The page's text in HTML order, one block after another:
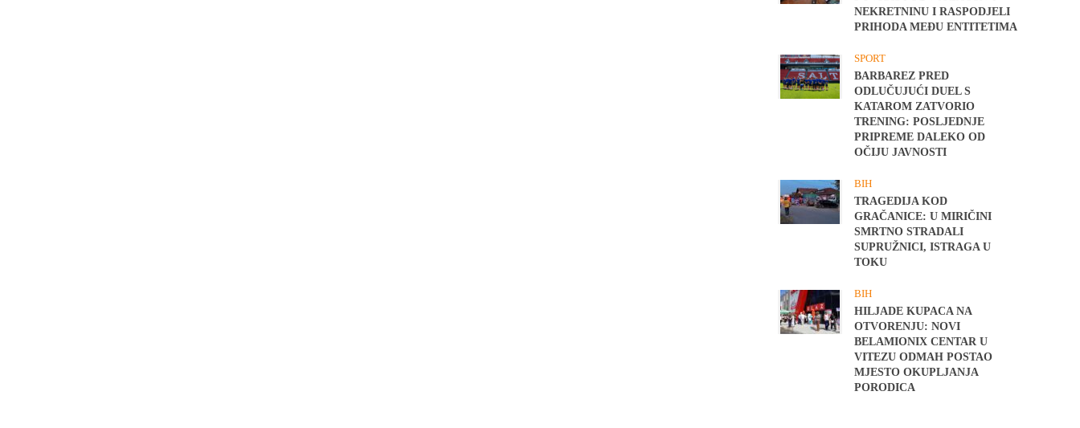
NEKRETNINU I RASPODJELI
PRIHODA MEĐU ENTITETIMA
SPORT
BARBAREZ PRED
ODLUČUJUĆI DUEL S
KATAROM ZATVORIO
TRENING: POSLJEDNJE
PRIPREME DALEKO OD
OČIJU JAVNOSTI
BIH
TRAGEDIJA KOD
GRAČANICE: U MIRIČINI
SMRTNO STRADALI
SUPRUŽNICI, ISTRAGA U
TOKU
BIH
HILJADE KUPACA NA
OTVORENJU: NOVI
BELAMIONIX CENTAR U
VITEZU ODMAH POSTAO
MJESTO OKUPLJANJA
PORODICA